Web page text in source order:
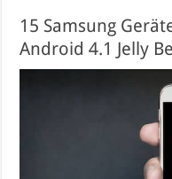
15 Samsung
Android 4.1 Jelly